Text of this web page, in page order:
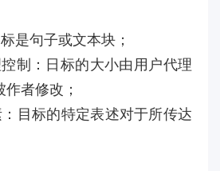
是句子或文本块；
制：日标的大小由用户代理
者修改；
目标的特定表述对于所传达